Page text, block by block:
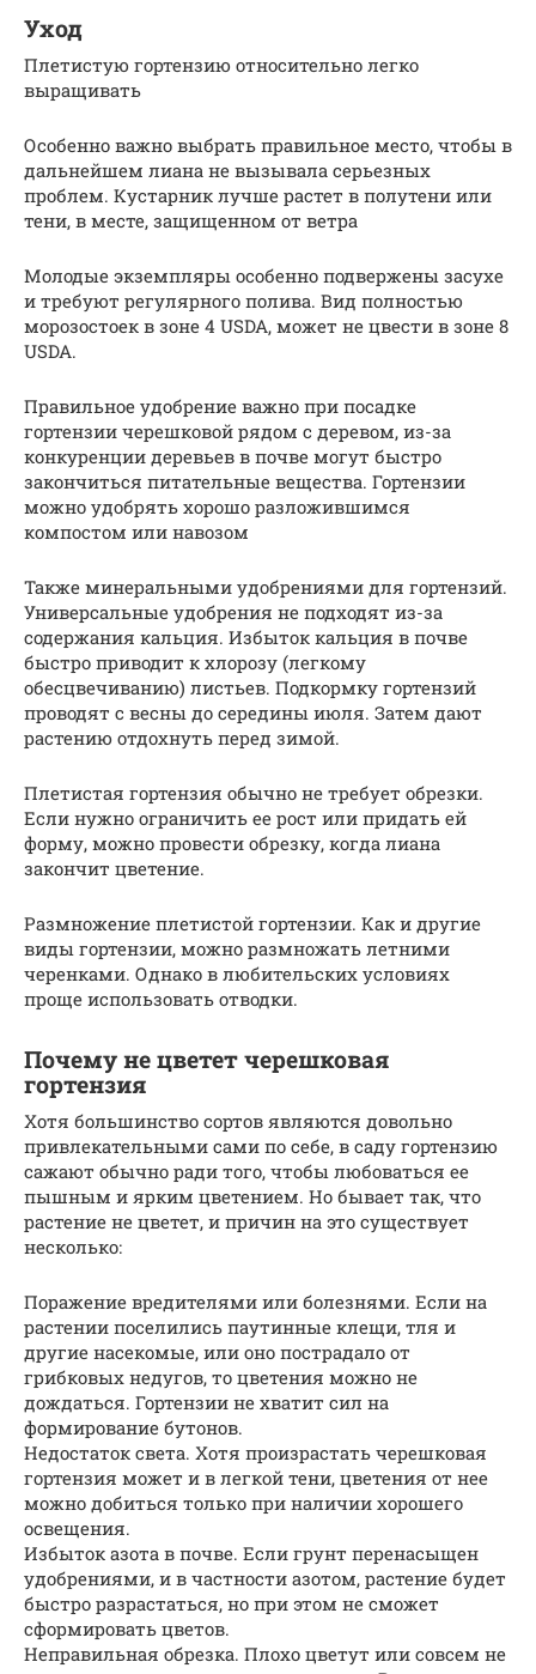
Уход
Плетистую гортензию относительно легко
выращивать
Особенно важно выбрать правильное место, чтобы в
дальнейшем лиана не вызывала серьезных
проблем. Кустарник лучше растет в полутени или
тени, в месте, защищенном от ветра
Молодые экземпляры особенно подвержены засухе
и требуют регулярного полива. Вид полностью
морозостоек в зоне 4 USDA, может не цвести в зоне 8
USDA.
Правильное удобрение важно при посадке
гортензии черешковой рядом с деревом, из-за
конкуренции деревьев в почве могут быстро
закончиться питательные вещества. Гортензии
можно удобрять хорошо разложившимся
компостом или навозом
Также минеральными удобрениями для гортензий.
Универсальные удобрения не подходят из-за
содержания кальция. Избыток кальция в почве
быстро приводит к хлорозу (легкому
обесцвечиванию) листьев. Подкормку гортензий
проводят с весны до середины июля. Затем дают
растению отдохнуть перед зимой.
Плетистая гортензия обычно не требует обрезки.
Если нужно ограничить ее рост или придать ей
форму, можно провести обрезку, когда лиана
закончит цветение.
Размножение плетистой гортензии. Как и другие
виды гортензии, можно размножать летними
черенками. Однако в любительских условиях
проще использовать отводки.
Почему не цветет черешковая
гортензия
Хотя большинство сортов являются довольно
привлекательными сами по себе, в саду гортензию
сажают обычно ради того, чтобы любоваться ее
пышным и ярким цветением. Но бывает так, что
растение не цветет, и причин на это существует
несколько:
Поражение вредителями или болезнями. Если на
растении поселились паутинные клещи, тля и
другие насекомые, или оно пострадало от
грибковых недугов, то цветения можно не
дождаться. Гортензии не хватит сил на
формирование бутонов.
Недостаток света. Хотя произрастать черешковая
гортензия может и в легкой тени, цветения от нее
можно добиться только при наличии хорошего
освещения.
Избыток азота в почве. Если грунт перенасыщен
удобрениями, и в частности азотом, растение будет
быстро разрастаться, но при этом не сможет
сформировать цветов.
Неправильная обрезка. Плохо цветут или совсем не